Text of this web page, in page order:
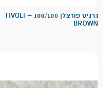
גרניט פורצלן 100/100 – TIVOLI
BROWN